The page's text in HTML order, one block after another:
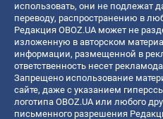
использовать, они не подлежат
переводу, распространению в
Редакция OBOZ.UA может не
изложенную в авторском
информации, размещенной в
ответственность несет
Запрещено использование
сайте, даже с указанием
логотипа OBOZ.UA или любого
письменного разрешения